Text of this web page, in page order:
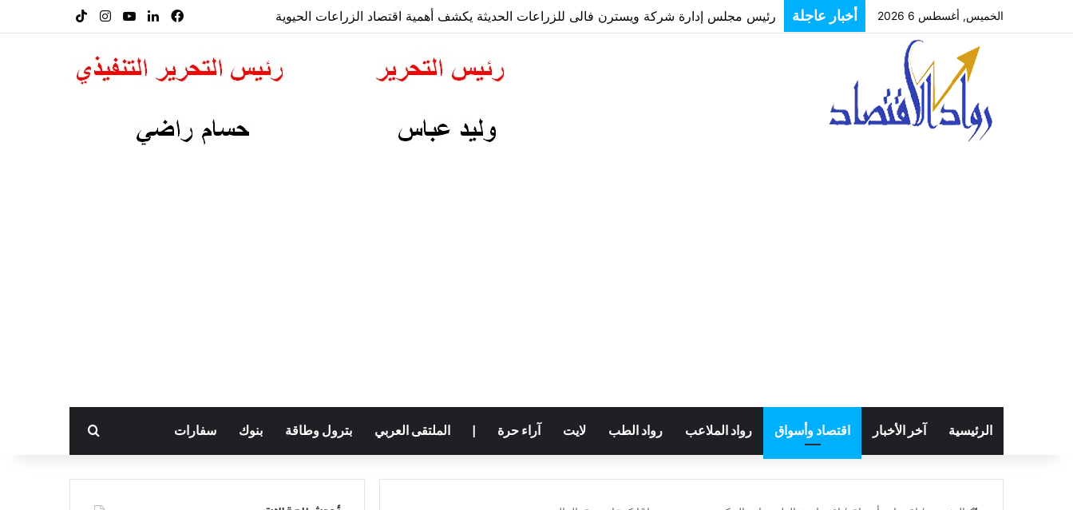
الخميس, أغسطس 6 2026 أخبار عاجلة رئيس مجلس إدارة شركة ويسترن فالى للزراعات الحديثة يكشف أهمية اقتصاد الزراعات الحيوية فيسبوكلينكدإن‫YouTube
انستقرام
الرئيسية آخر الأخبار اقتصاد وأسواق رواد الملاعب رواد الطب لايت آراء حرة الملتقى العربي بترول وطاقة بنوك سفارات بحث عن